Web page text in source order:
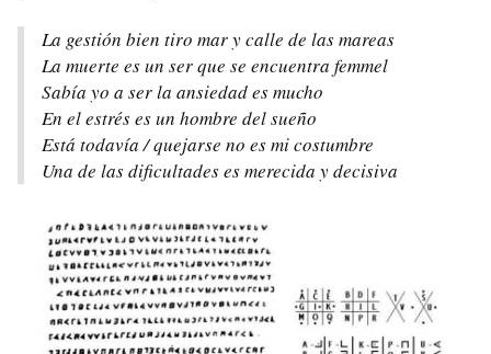
La gestión bien tiro mar y calle de las mareas
La muerte es un ser que se encuentra femmel
Sabía yo a ser la ansiedad es mucho
En el estrés es un hombre del sueño
Está todavía / quejarse no es mi costumbre
Una de las dificultades es merecida y decisiva